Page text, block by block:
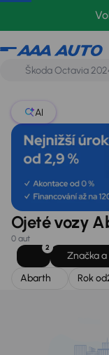
Abarth
AI
Ojeté vozy
0 aut
2
Značka
Abarth
Rok od